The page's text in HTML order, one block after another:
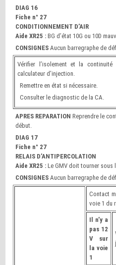
DIAG 16
Fiche n° 27
CONDITIONNEMENT D’AIR
Aide XR25 : BG d’état 10G ou 10D
CONSIGNES Aucun barregraphe de
Vérifier l’isolement et la
calculateur d’injection.
Remettre en état si nécessaire.
Consulter le diagnostic de la CA.
APRES REPARATIONReprendre le
début.
DIAG 17
Fiche n° 27
RELAIS D’ANTIPERCOLATION
Aide XR25 :Le GMV doit tourner sous
CONSIGNES Aucun barregraphe de
Contact
voie 1 du
Il n’y a
pas 12
V sur
la voie
1